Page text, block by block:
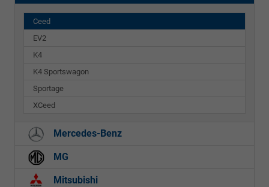
Ceed
EV2
K4
K4 Sportswagon
Sportage
XCeed
Mercedes-Benz
MG
Mitsubishi